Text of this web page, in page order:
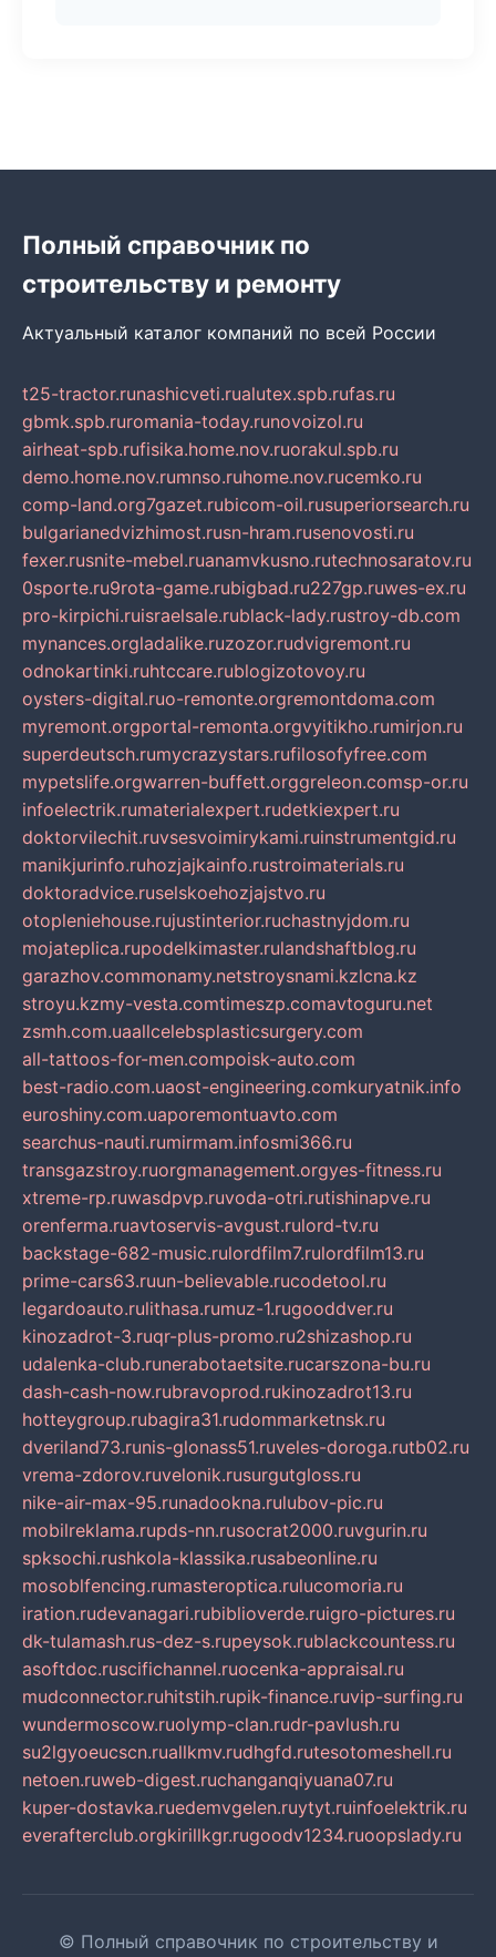
Полный справочник по
строительству и ремонту
Актуальный каталог компаний по всей России
t25-tractor.runashicveti.rualutex.spb.rufas.ru
gbmk.spb.ruromania-today.runovoizol.ru
airheat-spb.rufisika.home.nov.ruorakul.spb.ru
demo.home.nov.rumnso.ruhome.nov.rucemko.ru
comp-land.org7gazet.rubicom-oil.rusuperiorsearch.ru
bulgarianedvizhimost.rusn-hram.rusenovosti.ru
fexer.rusnite-mebel.ruanamvkusno.rutechnosaratov.ru
0sporte.ru9rota-game.rubigbad.ru227gp.ruwes-ex.ru
pro-kirpichi.ruisraelsale.rublack-lady.rustroy-db.com
mynances.orgladalike.ruzozor.rudvigremont.ru
odnokartinki.ruhtccare.rublogizotovoy.ru
oysters-digital.ruo-remonte.orgremontdoma.com
myremont.orgportal-remonta.orgvyitikho.rumirjon.ru
superdeutsch.rumycrazystars.rufilosofyfree.com
mypetslife.orgwarren-buffett.orggreleon.comsp-or.ru
infoelectrik.rumaterialexpert.rudetkiexpert.ru
doktorvilechit.ruvsesvoimirykami.ruinstrumentgid.ru
manikjurinfo.ruhozjajkainfo.rustroimaterials.ru
doktoradvice.ruselskoehozjajstvo.ru
otopleniehouse.rujustinterior.ruchastnyjdom.ru
mojateplica.rupodelkimaster.rulandshaftblog.ru
garazhov.commonamy.netstroysnami.kzlcna.kz
stroyu.kzmy-vesta.comtimeszp.comavtoguru.net
zsmh.com.uaallcelebsplasticsurgery.com
all-tattoos-for-men.compoisk-auto.com
best-radio.com.uaost-engineering.comkuryatnik.info
euroshiny.com.uaporemontuavto.com
searchus-nauti.rumirmam.infosmi366.ru
transgazstroy.ruorgmanagement.orgyes-fitness.ru
xtreme-rp.ruwasdpvp.ruvoda-otri.rutishinapve.ru
orenferma.ruavtoservis-avgust.rulord-tv.ru
backstage-682-music.rulordfilm7.rulordfilm13.ru
prime-cars63.ruun-believable.rucodetool.ru
legardoauto.rulithasa.rumuz-1.rugooddver.ru
kinozadrot-3.ruqr-plus-promo.ru2shizashop.ru
udalenka-club.runerabotaetsite.rucarszona-bu.ru
dash-cash-now.rubravoprod.rukinozadrot13.ru
hotteygroup.rubagira31.rudommarketnsk.ru
dveriland73.runis-glonass51.ruveles-doroga.rutb02.ru
vrema-zdorov.ruvelonik.rusurgutgloss.ru
nike-air-max-95.runadookna.rulubov-pic.ru
mobilreklama.rupds-nn.rusocrat2000.ruvgurin.ru
spksochi.rushkola-klassika.rusabeonline.ru
mosoblfencing.rumasteroptica.rulucomoria.ru
iration.rudevanagari.rubiblioverde.ruigro-pictures.ru
dk-tulamash.rus-dez-s.rupeysok.rublackcountess.ru
asoftdoc.ruscifichannel.ruocenka-appraisal.ru
mudconnector.ruhitstih.rupik-finance.ruvip-surfing.ru
wundermoscow.ruolymp-clan.rudr-pavlush.ru
su2lgyoeucscn.ruallkmv.rudhgfd.rutesotomeshell.ru
netoen.ruweb-digest.ruchanganqiyuana07.ru
kuper-dostavka.ruedemvgelen.ruytyt.ruinfoelektrik.ru
everafterclub.orgkirillkgr.rugoodv1234.ruoopslady.ru
© Полный справочник по строительству и